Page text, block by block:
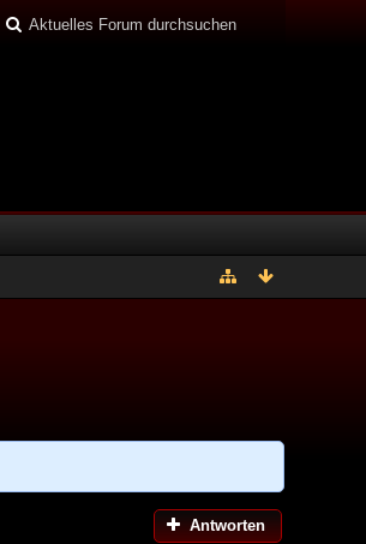
Antworten